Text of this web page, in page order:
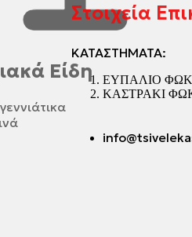
Είδη
Στοιχεία
ΚΑΤΑΣΤΗΜΑΤΑ:
ΕΥΠΑΛΙΟ
ΚΑΣΤΡΑΚΙ